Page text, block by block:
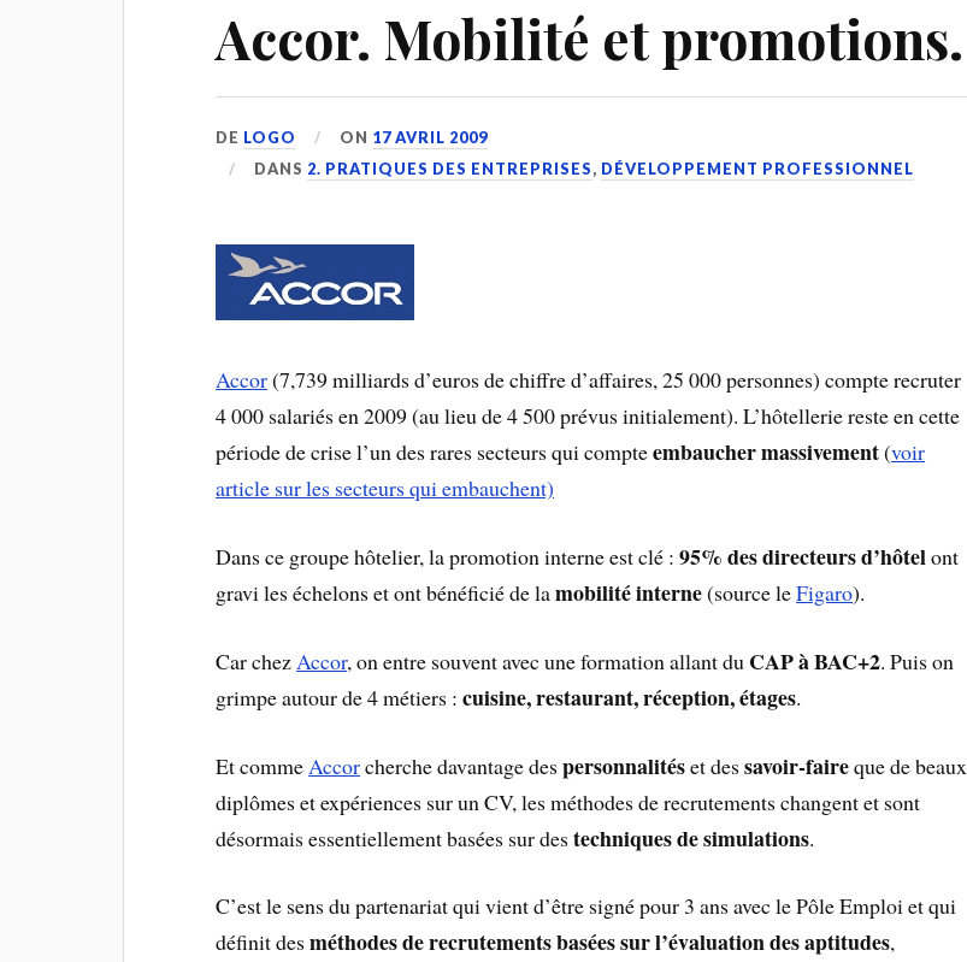
Accor. Mobilité et promotions.
DE LOGO ON 17 AVRIL 2009
DANS 2. PRATIQUES DES ENTREPRISES, DÉVELOPPEMENT PROFESSIONNEL
Accor(7,739 milliards d’euros de chiffre d’affaires, 25 000 personnes) compte recruter
4 000 salariés en 2009 (au lieu de 4 500 prévus initialement). L’hôtellerie reste en cette
période de crise l’un des rares secteurs qui compteembaucher massivement(voir
article sur les secteurs qui embauchent)
Dans ce groupe hôtelier, la promotion interne est clé :95% des directeurs d’hôtelont
gravi les échelons et ont bénéficié de lamobilité interne(source leFigaro).
Car chezAccor, on entre souvent avec une formation allant du CAP à BAC+2. Puis on
grimpe autour de 4 métiers :cuisine, restaurant, réception, étages.
Et comme Accorcherche davantage despersonnalitéset dessavoir-faireque de beaux
diplômes et expériences sur un CV, les méthodes de recrutements changent et sont
désormais essentiellement basées sur destechniques de simulations.
C’est le sens du partenariat qui vient d’être signé pour 3 ans avec le Pôle Emploi et qui
définit desméthodes de recrutements basées sur l’évaluation des aptitudes,